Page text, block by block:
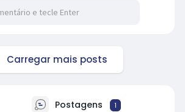
Carregar mais posts
Postagens 1